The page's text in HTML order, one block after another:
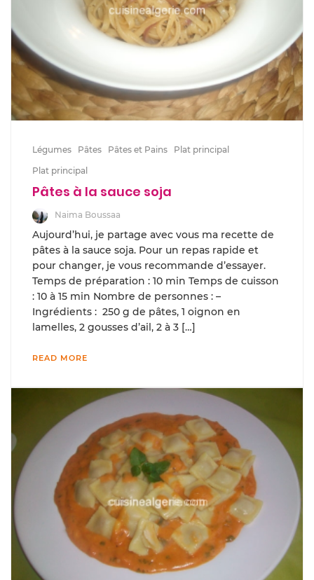
Légumes Pâtes Pâtes et Pains
Plat principal
Plat principal
Pâtes à la sauce soja
Naima Boussaa
Aujourd’hui, je partage avec vous ma recette de
pâtes à la sauce soja. Pour un repas rapide et
pour changer, je vous recommande d’essayer.
Temps de préparation : 10 min Temps de cuisson
: 10 à 15 min Nombre de personnes : –
Ingrédients : 250 g de pâtes, 1 oignon en
lamelles, 2 gousses d’ail, 2 à 3 […]
READ MORE